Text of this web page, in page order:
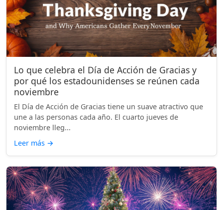
Lo que celebra el Día de Acción de Gracias y
por qué los estadounidenses se reúnen cada
noviembre
El Día de Acción de Gracias tiene un suave atractivo que
une a las personas cada año. El cuarto jueves de
noviembre lleg...
Leer más →